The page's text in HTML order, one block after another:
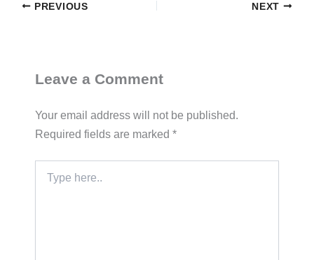
PREVIOUS NEXT
Leave a Comment
Your email address will not be published.
Required fields are marked *
here..